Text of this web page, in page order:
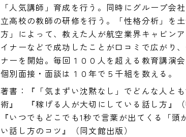
「人気講師」育成を行う。同時にグループ会
立高校の教師の研修を行う。「性格分析」を
方」によって、教えた人が航空業界キャビン
イナーなどで成功したことが口コミで広がり
ナーを開始。毎回１００人を超える教育講演会
個別面接・面談は１０年で５千組を数える。
著書：『「気まずい沈黙なし」でどんな人と
術』　『稼げる人が大切にしている話し方』（
『いつでもどこでも1秒で言葉が出てくる「頭
い話し方のコツ』（同文館出版）